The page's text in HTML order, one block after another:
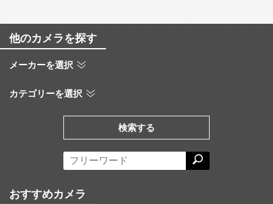
他のカメラを探す
メーカーを選択
カテゴリーを選択
検索する
おすすめカメラ